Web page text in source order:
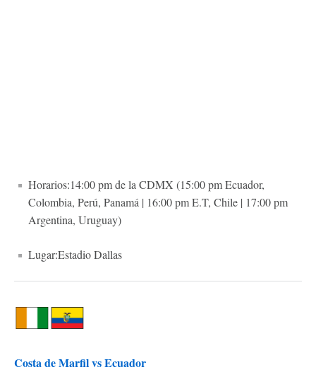
Horarios:14:00 pm de la CDMX (15:00 pm Ecuador,
Colombia, Perú, Panamá | 16:00 pm E.T, Chile | 17:00 pm
Argentina, Uruguay)
Lugar:Estadio Dallas
Costa de Marfil vs Ecuador